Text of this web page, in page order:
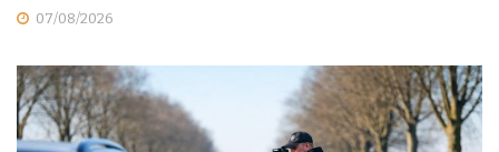
07/08/2026